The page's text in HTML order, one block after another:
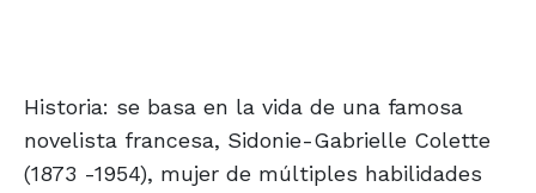
Historia: se basa en la vida de una famosa
novelista francesa, Sidonie-Gabrielle Colette
(1873 -1954), mujer de múltiples habilidades